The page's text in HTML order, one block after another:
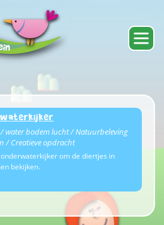
/ water bodem lucht / Natuurbeleving
/ Creatieve opdracht
om de diertjes in
bekijken.